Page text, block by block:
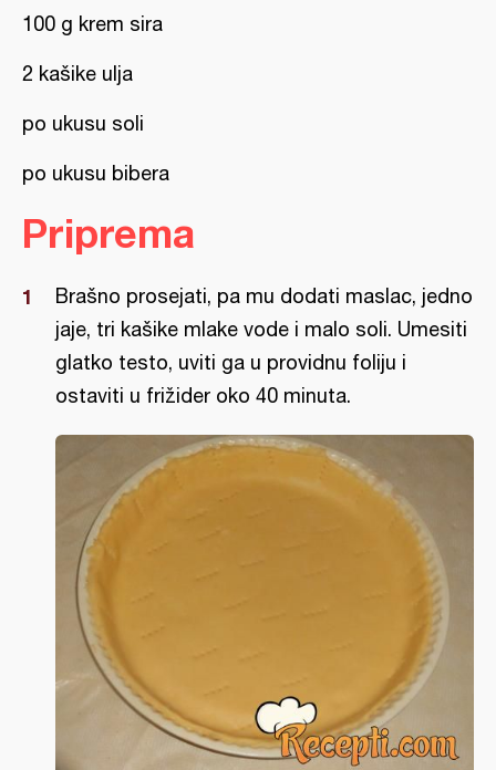
100 g krem sira
2 kašike ulja
po ukusu soli
po ukusu bibera
Priprema
Brašno prosejati, pa mu dodati maslac, jedno
jaje, tri kašike mlake vode i malo soli. Umesiti
glatko testo, uviti ga u providnu foliju i
ostaviti u frižider oko 40 minuta.